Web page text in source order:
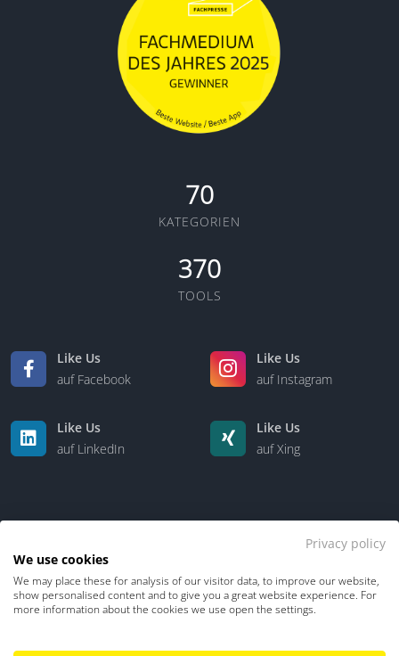
70
KATEGORIEN
370
TOOLS
Like Us
auf Facebook
Like Us
auf Instagram
Like Us
auf LinkedIn
Like Us
auf Xing
Kontakt Über uns
Privacy policy
We use cookies
We may place these for analysis of our visitor data, to improve our website,
show personalised content and to give you a great website experience. For
more information about the cookies we use open the settings.